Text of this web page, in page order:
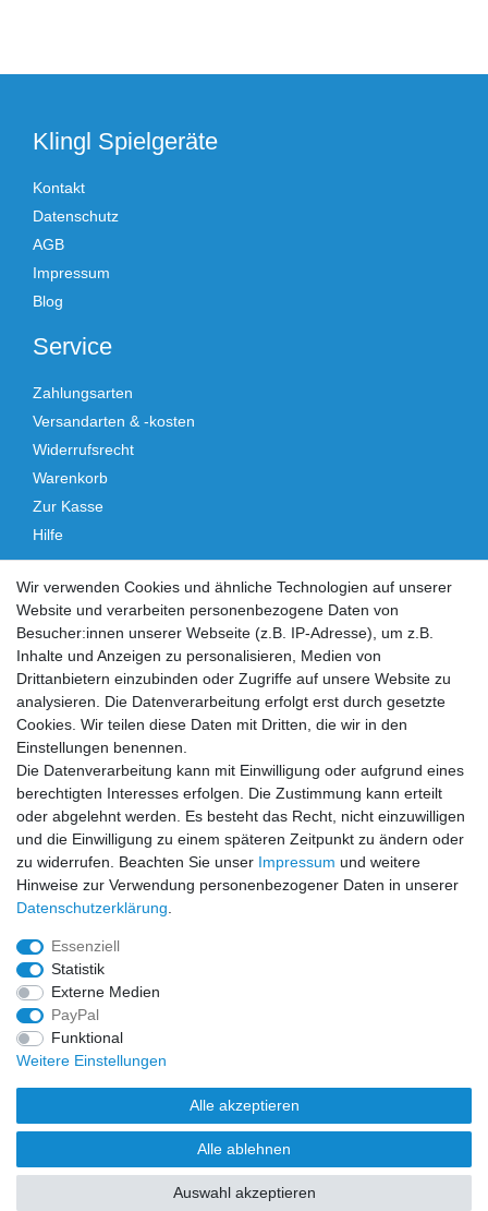
Klingl Spielgeräte
Kontakt
Datenschutz
AGB
Impressum
Blog
Service
Zahlungsarten
Versandarten & -kosten
Widerrufsrecht
Warenkorb
Zur Kasse
Hilfe
Vertrag widerrufen
Social Media
Facebook Instagram
Sicher einkaufen
Zahlung und Versand
Wir verwenden Cookies und ähnliche Technologien auf unserer
Website und verarbeiten personenbezogene Daten von
Besucher:innen unserer Webseite (z.B. IP-Adresse), um z.B.
Inhalte und Anzeigen zu personalisieren, Medien von
Drittanbietern einzubinden oder Zugriffe auf unsere Website zu
analysieren. Die Datenverarbeitung erfolgt erst durch gesetzte
Cookies. Wir teilen diese Daten mit Dritten, die wir in den
Einstellungen benennen.
Die Datenverarbeitung kann mit Einwilligung oder aufgrund eines
berechtigten Interesses erfolgen. Die Zustimmung kann erteilt
oder abgelehnt werden. Es besteht das Recht, nicht einzuwilligen
und die Einwilligung zu einem späteren Zeitpunkt zu ändern oder
zu widerrufen. Beachten Sie unser Impressum und weitere
Hinweise zur Verwendung personenbezogener Daten in unserer
Daten­schutz­erklärung
Essenziell
Statistik
Externe Medien
PayPal
Funktional
Weitere Einstellungen
Alle akzeptieren
Alle ablehnen
Auswahl akzeptieren